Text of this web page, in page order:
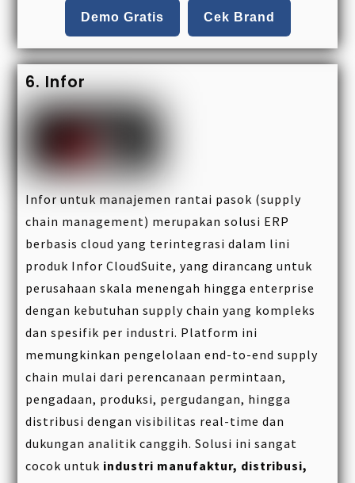
Demo Gratis Cek Brand
6. Infor
Infor untuk manajemen rantai pasok (supply
chain management) merupakan solusi ERP
berbasis cloud yang terintegrasi dalam lini
produk Infor CloudSuite, yang dirancang untuk
perusahaan skala menengah hingga enterprise
dengan kebutuhan supply chain yang kompleks
dan spesifik per industri. Platform ini
memungkinkan pengelolaan end-to-end supply
chain mulai dari perencanaan permintaan,
pengadaan, produksi, pergudangan, hingga
distribusi dengan visibilitas real-time dan
dukungan analitik canggih. Solusi ini sangat
cocok untuk industri manufaktur, distribusi,